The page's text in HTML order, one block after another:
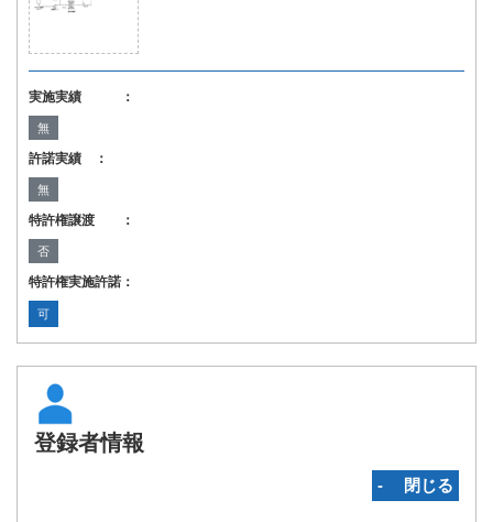
実施実績 ：
無
許諾実績 ：
無
特許権譲渡 ：
否
特許権実施許諾：
可
登録者情報
‐ 閉じる